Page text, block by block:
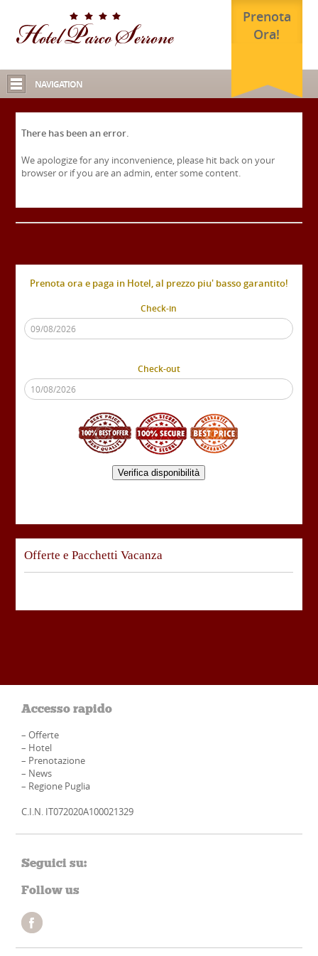
Prenota
Ora!
NAVIGATION
There has been an error.
We apologize for any inconvenience, please hit back on your
browser or if you are an admin, enter some content.
Prenota ora e paga in Hotel, al prezzo piu' basso garantito!
Check-in
Check-out
Verifica disponibilità
Offerte e Pacchetti Vacanza
Accesso rapido
–Offerte
– Hotel
– Prenotazione
– News
– Regione Puglia
C.I.N. IT072020A100021329
Seguici su:
Follow us